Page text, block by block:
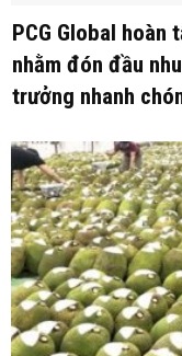
PCG Global hoàn
nhằm đón đầu
trưởng nhanh